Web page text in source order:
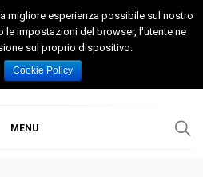
Eventi e Attività nella Capitanata
MENU
migliore esperienza possibile sul nostro
le impostazioni del browser, l'utente ne
sul proprio dispositivo.
Cookie Policy